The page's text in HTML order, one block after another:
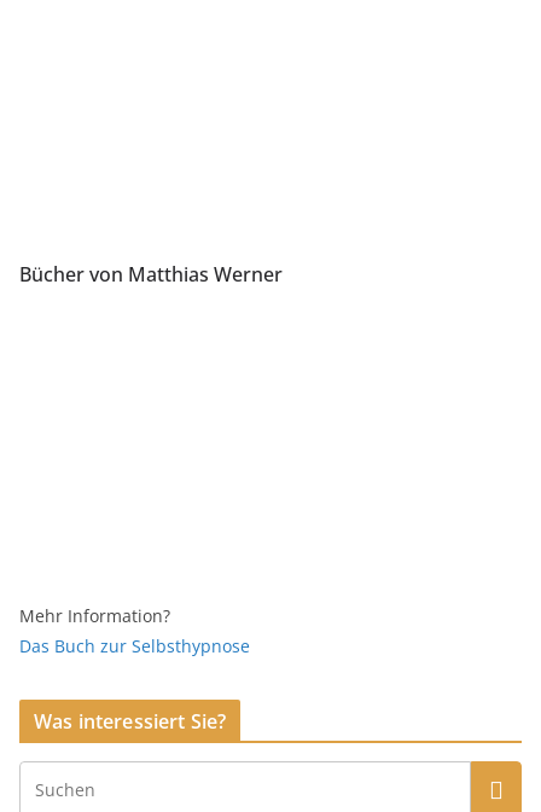
Bücher von Matthias Werner
Mehr Information?
Das Buch zur Selbsthypnose
Was interessiert Sie?